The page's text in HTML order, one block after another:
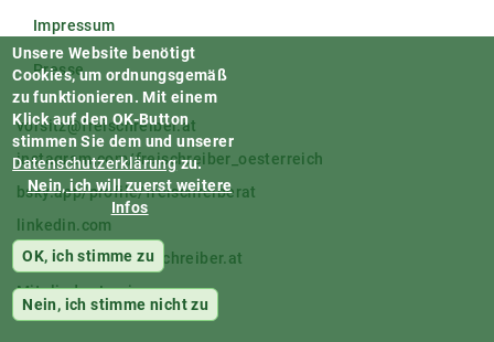
Impressum
Presse
vorsitz@freischreiber.at
instagram.com/freischreiber_oesterreich
bsky.app/profile/freischreiberat
linkedin.com
facebook.com/freischreiber.at
Mitglieder-Login
Unsere Website benötigt
Cookies, um ordnungsgemäß
zu funktionieren. Mit einem
Klick auf den OK-Button
stimmen Sie dem und unserer
Datenschutzerklärungzu.
Nein, ich will zuerst weitere
Infos
OK, ich stimme zu
Nein, ich stimme nicht zu